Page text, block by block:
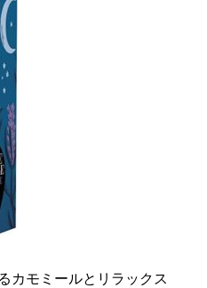
カモミールとリラックス